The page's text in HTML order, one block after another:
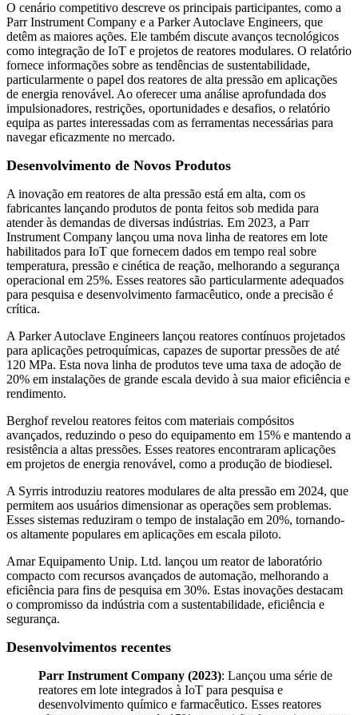
O cenário competitivo descreve os principais participantes, como a
Parr Instrument Company e a Parker Autoclave Engineers, que
detêm as maiores ações. Ele também discute avanços tecnológicos
como integração de IoT e projetos de reatores modulares. O relatório
fornece informações sobre as tendências de sustentabilidade,
particularmente o papel dos reatores de alta pressão em aplicações
de energia renovável. Ao oferecer uma análise aprofundada dos
impulsionadores, restrições, oportunidades e desafios, o relatório
equipa as partes interessadas com as ferramentas necessárias para
navegar eficazmente no mercado.
Desenvolvimento de Novos Produtos
A inovação em reatores de alta pressão está em alta, com os
fabricantes lançando produtos de ponta feitos sob medida para
atender às demandas de diversas indústrias. Em 2023, a Parr
Instrument Company lançou uma nova linha de reatores em lote
habilitados para IoT que fornecem dados em tempo real sobre
temperatura, pressão e cinética de reação, melhorando a segurança
operacional em 25%. Esses reatores são particularmente adequados
para pesquisa e desenvolvimento farmacêutico, onde a precisão é
crítica.
A Parker Autoclave Engineers lançou reatores contínuos projetados
para aplicações petroquímicas, capazes de suportar pressões de até
120 MPa. Esta nova linha de produtos teve uma taxa de adoção de
20% em instalações de grande escala devido à sua maior eficiência e
rendimento.
Berghof revelou reatores feitos com materiais compósitos
avançados, reduzindo o peso do equipamento em 15% e mantendo a
resistência a altas pressões. Esses reatores encontraram aplicações
em projetos de energia renovável, como a produção de biodiesel.
A Syrris introduziu reatores modulares de alta pressão em 2024, que
permitem aos usuários dimensionar as operações sem problemas.
Esses sistemas reduziram o tempo de instalação em 20%, tornando-
os altamente populares em aplicações em escala piloto.
Amar Equipamento Unip. Ltd. lançou um reator de laboratório
compacto com recursos avançados de automação, melhorando a
eficiência para fins de pesquisa em 30%. Estas inovações destacam
o compromisso da indústria com a sustentabilidade, eficiência e
segurança.
Desenvolvimentos recentes
Parr Instrument Company (2023): Lançou uma série de
reatores em lote integrados à IoT para pesquisa e
desenvolvimento químico e farmacêutico. Esses reatores